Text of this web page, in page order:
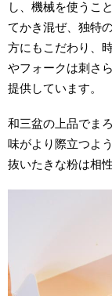
し、機械を使うこ
てかき混ぜ、独特
方にもこだわり、
やフォークは刺さ
提供しています。
和三盆の上品でま
味がより際立つよ
抜いたきな粉は相